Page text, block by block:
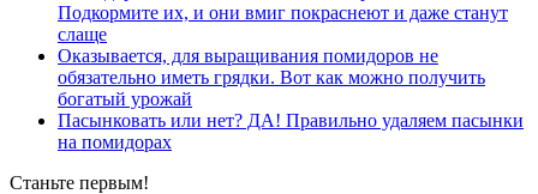
Подкормите их, и они вмиг покраснеют и даже станут
слаще
Оказывается, для выращивания помидоров не
обязательно иметь грядки. Вот как можно получить
богатый урожай
Пасынковать или нет? ДА! Правильно удаляем пасынки
на помидорах
Станьте первым!